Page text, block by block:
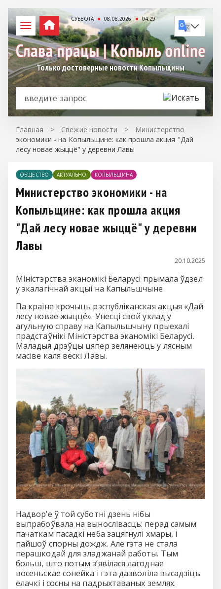
СУББОТА 08.08.2026 04:29
Только достоверные новости Копыльщины
Главная > Свежие новости >
Министерство
экономики - на Копыльщине: как прошла акция "Дай
лесу новае жыццё" у деревни Лавы
ОБЩЕСТВО АКТУАЛЬНО КОПЫЛЬЩИНА
Министерство экономики - на
Копыльщине: как прошла акция
"Дай лесу новае жыццё" у деревни
Лавы
20.10.2025
Міністэрства эканомікі Беларусі прымала ўдзел
у экалагічнай акцыі на Капыльшчыне
Па краіне крочыць рэспубліканская акцыя «Дай
лесу новае жыццё». Унесці свой уклад у
агульную справу на Капыльшчыну прыехалі
прадстаўнікі Міністэрства эканомікі Беларусі.
Маладыя дрэўцы цяпер зелянеюць у лясным
масіве каля вёскі Лавы.
Надвор’е ў той суботні дзень нібы
выпрабоўвала на вынослівасць: перад самым
пачаткам пасадкі неба зацягнулі хмары, і
пайшоў спорны дождж. Але гэта не стала
перашкодай для зладжанай работы. Тым
больш, што потым з’явілася лагоднае
восеньскае сонейка і гэта дазволіла высадзіць
елачкі і сосны на падрыхтаваных землях.